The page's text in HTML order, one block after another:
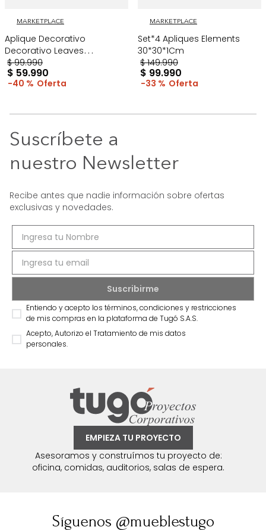
MARKETPLACE
Aplique Decorativo
Decorativo Leaves
60*30*1Cm Dorado
$ 99.990
$ 59.990
40 %
MARKETPLACE
Set*4 Apliques Elements
30*30*1Cm
$ 149.990
$ 99.990
33 %
Suscríbete a
nuestro Newsletter
Recibe antes que nadie información sobre ofertas
exclusivas y novedades.
Entiendo y acepto los términos, condiciones y restricciones
de mis compras en la plataforma de Tugó S.A.S.
Acepto, Autorizo el Tratamiento de mis datos
personales.
EMPIEZA TU PROYECTO
Asesoramos y construímos tu proyecto de:
oficina, comidas, auditorios, salas de espera.
Síguenos @mueblestugo